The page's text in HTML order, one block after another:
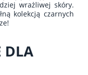
wrażliwej skóry.
kolekcją czarnych
DLA